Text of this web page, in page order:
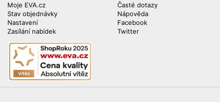
Moje EVA.cz
Stav objednávky
Nastavení
Zasílání nabídek
Časté dotazy
Nápověda
Facebook
Twitter